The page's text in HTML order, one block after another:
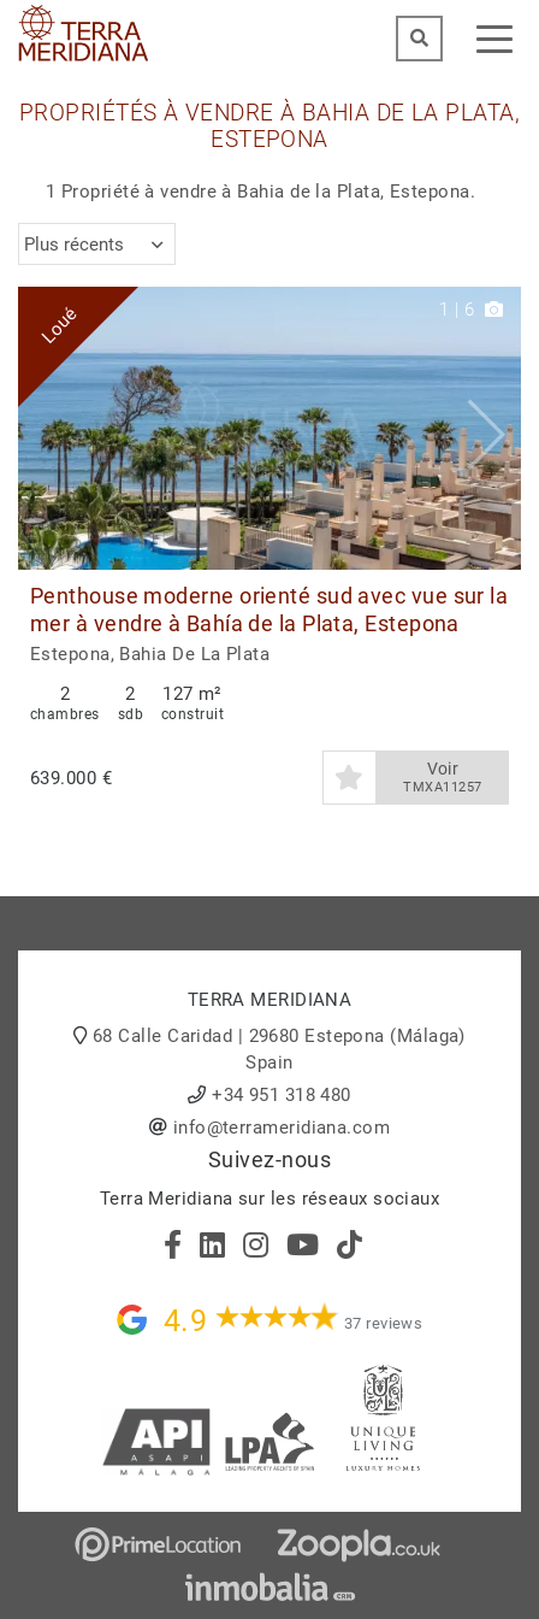
PROPRIÉTÉS À VENDRE À BAHIA DE LA PLATA,
ESTEPONA
1 Propriété à vendre à Bahia de la Plata, Estepona.
Plus récents
Loué 1 | 6
Penthouse moderne orienté sud avec vue sur la
mer à vendre à Bahía de la Plata, Estepona
Estepona, Bahia De La Plata
2
chambres
2
sdb
127 m²
construit
639.000 € Voir
TMXA11257
TERRA MERIDIANA
68 Calle Caridad | 29680 Estepona (Málaga)
Spain
+34 951 318 480
info@terrameridiana.com
Suivez-nous
Terra Meridiana sur les réseaux sociaux
4.9 37 reviews